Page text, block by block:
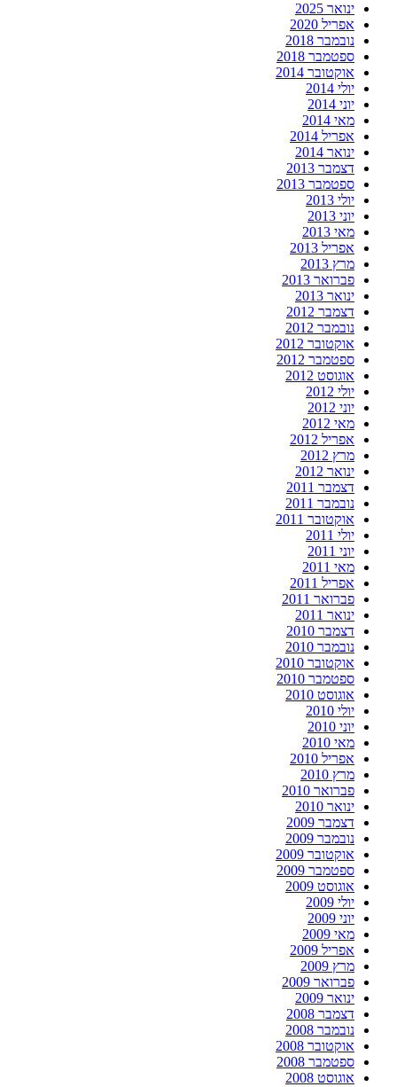
ינואר 2025
אפריל 2020
נובמבר 2018
ספטמבר 2018
אוקטובר 2014
יולי 2014
יוני 2014
מאי 2014
אפריל 2014
ינואר 2014
דצמבר 2013
ספטמבר 2013
יולי 2013
יוני 2013
מאי 2013
אפריל 2013
מרץ 2013
פברואר 2013
ינואר 2013
דצמבר 2012
נובמבר 2012
אוקטובר 2012
ספטמבר 2012
אוגוסט 2012
יולי 2012
יוני 2012
מאי 2012
אפריל 2012
מרץ 2012
ינואר 2012
דצמבר 2011
נובמבר 2011
אוקטובר 2011
יולי 2011
יוני 2011
מאי 2011
אפריל 2011
פברואר 2011
ינואר 2011
דצמבר 2010
נובמבר 2010
אוקטובר 2010
ספטמבר 2010
אוגוסט 2010
יולי 2010
יוני 2010
מאי 2010
אפריל 2010
מרץ 2010
פברואר 2010
ינואר 2010
דצמבר 2009
נובמבר 2009
אוקטובר 2009
ספטמבר 2009
אוגוסט 2009
יולי 2009
יוני 2009
מאי 2009
אפריל 2009
מרץ 2009
פברואר 2009
ינואר 2009
דצמבר 2008
נובמבר 2008
אוקטובר 2008
ספטמבר 2008
אוגוסט 2008